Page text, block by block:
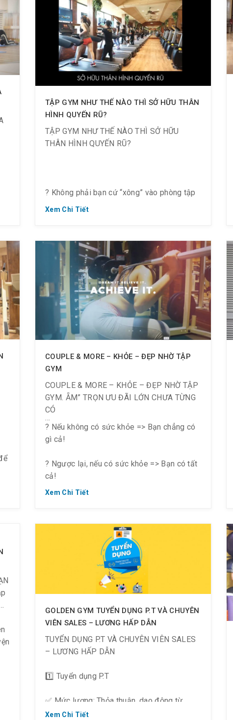
? 12 tháng giá 30.000K => Giảm 35% chỉ
còn 19.500K + Thêm 2 tháng
? 6 tháng giá 15.000K => Giảm 27% chỉ còn
? 3 tháng giá 7.500K => Giảm 16% chỉ còn
6.300K + Thêm 15 ngày
TẬP GYM NHƯ THẾ NÀO THÌ SỞ HỮU THÂN
HÌNH QUYẾN RŨ?
TẬP GYM NHƯ THẾ NÀO THÌ SỞ HỮU
THÂN HÌNH QUYẾN RŨ?
? Không phải bạn cứ “xông” vào phòng tập
thì dáng sẽ thon gọn.
thì thân hình quyến rũ.
✅ Để đạt được hiệu quả tốt nhất từ việc tập
Gym, bạn phải tập đúng.
? Theo các chuyên gia, tập Gym chắc chắn
sẽ giúp fit dáng, loại bỏ thân hình phì nhiêu.
Tuy nhiên, không nên tập kiểu nôn nóng và
thiếu khoa học, bạn dễ rơi vào tình trạng
khỏe.
Xem Chi Tiết
COUPLE & MORE – KHỎE – ĐẸP NHỜ TẬP
GYM
COUPLE & MORE – KHỎE – ĐẸP NHỜ TẬP
GYM. ẴM” TRỌN ƯU ĐÃI LỚN CHƯA TỪNG
CÓ
? Nếu không có sức khỏe => Bạn chẳng có
gì cả!
? Ngược lại, nếu có sức khỏe => Bạn có tất
cả!
? Khi đăng ký từ 2 người trở lên:
? Gói 3 tháng: Off 10%
? Gói 6 tháng: Off 15%
⏰ Thời gian: 01/07 ~ 31/07/2019
Xem Chi Tiết
GOLDEN GYM TUYỂN DỤNG P.T VÀ CHUYÊN
VIÊN SALES – LƯƠNG HẤP DẪN
TUYỂN DỤNG P.T VÀ CHUYÊN VIÊN SALES
– LƯƠNG HẤP DẪN
1️⃣ Tuyển dụng P.T
✅ Mức lương: Thỏa thuận, dao động từ
8.000.000 đ ~ 30.000.000 đ
Xem Chi Tiết